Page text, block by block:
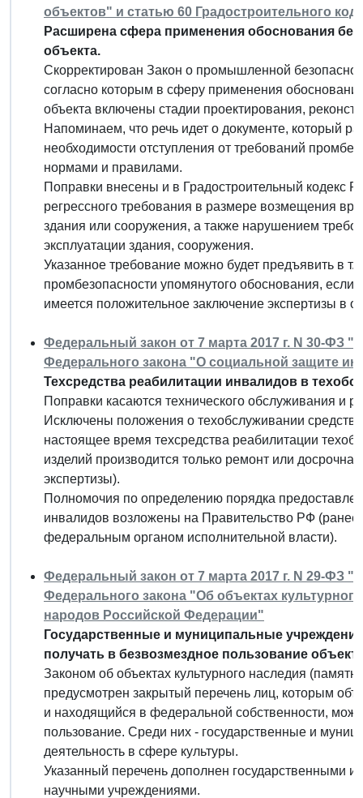
объектов" и статью 60 Градостроительного
Расширена сфера применения обоснования
объекта.
Скорректирован Закон о промышленной
согласно которым в сферу применения
объекта включены стадии проектирования,
Напоминаем, что речь идет о документе, который
необходимости отступления от требований
нормами и правилами.
Поправки внесены и в Градостроительный кодекс
регрессного требования в размере возмещения
здания или сооружения, а также нарушением
эксплуатации здания, сооружения.
Указанное требование можно будет предъявить в т.
промбезопасности упомянутого обоснования, если
имеется положительное заключение экспертизы в
Федеральный закон от 7 марта 2017 г. N 30-ФЗ
Федерального закона "О социальной защите
Техсредства реабилитации инвалидов в
Поправки касаются технического обслуживания и
Исключены положения о техобслуживании
настоящее время техсредства реабилитации
изделий производится только ремонт или
экспертизы).
Полномочия по определению порядка
инвалидов возложены на Правительство РФ
федеральным органом исполнительной власти).
Федеральный закон от 7 марта 2017 г. N 29-ФЗ
Федерального закона "Об объектах
народов Российской Федерации"
Государственные и муниципальные
получать в безвозмездное пользование
Законом об объектах культурного наследия
предусмотрен закрытый перечень лиц, которым
и находящийся в федеральной собственности,
пользование. Среди них - государственные и
деятельность в сфере культуры.
Указанный перечень дополнен государственными
научными учреждениями.